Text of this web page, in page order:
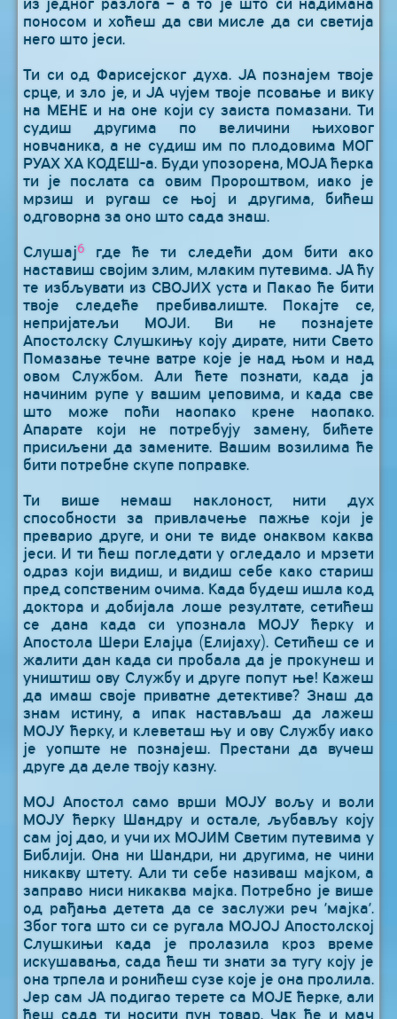
из једног разлога – а то је што си надимана
поносом и хоћеш да сви мисле да си светија
него што јеси.
Ти си од Фарисејског духа. ЈА познајем твоје
срце, и зло је, и ЈА чујем твоје псовање и вику
на МЕНЕ и на оне који су заиста помазани. Ти
судиш другима по величини њиховог
новчаника, а не судиш им по плодовима МОГ
РУАХ ХА КОДЕШ-а. Буди упозорена, МОЈА ћерка
ти је послата са овим Пророштвом, иако је
мрзиш и ругаш се њој и другима, бићеш
одговорна за оно што сада знаш.
Слушај6
где ће ти следећи дом бити ако
наставиш својим злим, млаким путевима. ЈА ћу
те избљувати из СВОЈИХ уста и Пакао ће бити
твоје следеће пребивалиште. Покајте се,
непријатељи МОЈИ. Ви не познајете
Апостолску Слушкињу коју дирате, нити Свето
Помазање течне ватре које је над њом и над
овом Службом. Али ћете познати, када ја
начиним рупе у вашим џеповима, и када све
што може поћи наопако крене наопако.
Апарате који не потребују замену, бићете
присиљени да замените. Вашим возилима ће
бити потребне скупе поправке.
Ти више немаш наклоност, нити дух
способности за привлачење пажње који је
преварио друге, и они те виде онаквом каква
јеси. И ти ћеш погледати у огледало и мрзети
одраз који видиш, и видиш себе како стариш
пред сопственим очима. Када будеш ишла код
доктора и добијала лоше резултате, сетићеш
се дана када си упознала МОЈУ ћерку и
Апостола Шери Елајџа (Елијаху). Сетићеш се и
жалити дан када си пробала да је прокунеш и
уништиш ову Службу и друге попут ње! Кажеш
да имаш своје приватне детективе? Знаш да
знам истину, а ипак настављаш да лажеш
МОЈУ ћерку, и клеветаш њу и ову Службу иако
је уопште не познајеш. Престани да вучеш
друге да деле твоју казну.
МОЈ Апостол само врши МОЈУ вољу и воли
МОЈУ ћерку Шандру и остале, љубављу коју
сам јој дао, и учи их МОЈИМ Светим путевима у
Библији. Она ни Шандри, ни другима, не чини
никакву штету. Али ти себе називаш мајком, а
заправо ниси никаква мајка. Потребно је више
од рађања детета да се заслужи реч ’мајка’.
Због тога што си се ругала МОЈОЈ Апостолској
Слушкињи када је пролазила кроз време
искушавања, сада ћеш ти знати за тугу коју је
она трпела и ронићеш сузе које је она пролила.
Јер сам ЈА подигао терете са МОЈЕ ћерке, али
ћеш сада ти носити пун товар. Чак ће и мач